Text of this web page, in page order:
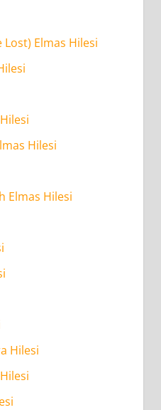
Lost) Elmas Hilesi
Hilesi
Elmas Hilesi
Hilesi